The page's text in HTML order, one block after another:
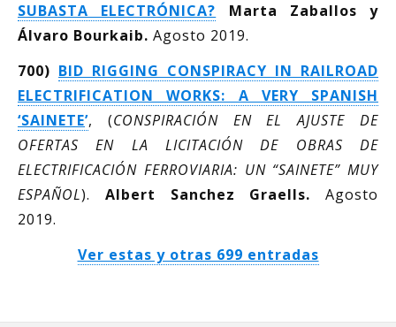
SUBASTA ELECTRÓNICA?
Marta Zaballos y
Álvaro Bourkaib. Agosto 2019.
700) BID RIGGING CONSPIRACY IN RAILROAD
ELECTRIFICATION WORKS: A VERY SPANISH
‘SAINETE’, (CONSPIRACIÓN EN EL AJUSTE DE
OFERTAS EN LA LICITACIÓN DE OBRAS DE
ELECTRIFICACIÓN FERROVIARIA: UN “SAINETE” MUY
ESPAÑOL). Albert Sanchez Graells. Agosto
2019.
Ver estas y otras 699 entradas